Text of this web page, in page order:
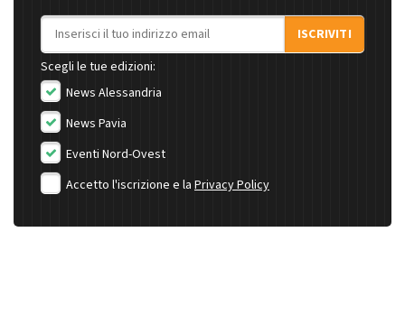
Indirizzo email
ISCRIVITI
Scegli le tue edizioni:
News Alessandria
News Pavia
Eventi Nord-Ovest
Accetto l'iscrizione e la Privacy Policy